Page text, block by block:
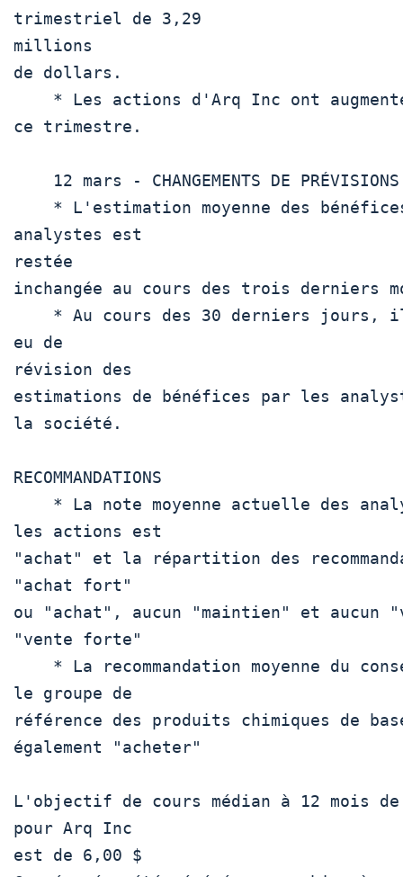
trimestriel de 3,29
millions
de dollars.
ce trimestre.
analystes est
restée
inchangée au cours des trois derniers
eu de
révision des
estimations de bénéfices par les
la société.
RECOMMANDATIONS
les actions est
"achat" et la répartition des
"achat fort"
ou "achat", aucun "maintien" et aucun
"vente forte"
le groupe de
référence des produits chimiques de
également "acheter"
L'objectif de cours médian à 12 mois
pour Arq Inc
est de 6,00 $